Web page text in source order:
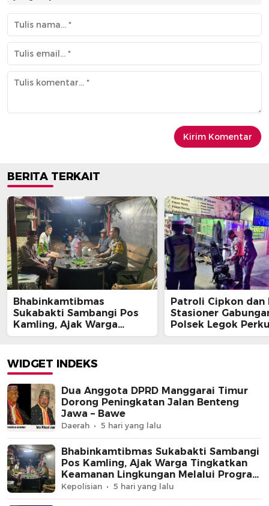
BERITA TERKAIT
Bhabinkamtibmas
Sukabakti Sambangi Pos
Kamling, Ajak Warga
Tingkatkan Keamanan
Program Jaga Jakarta+
Patroli Cipkon dan
Stasioner
Polsek Legok
Keamanan Wilayah
WIDGET INDEKS
Dua Anggota DPRD Manggarai Timur
Dorong Peningkatan Jalan Benteng
Jawa – Bawe
Daerah 5 hari yang lalu
Bhabinkamtibmas Sukabakti Sambangi
Pos Kamling, Ajak Warga Tingkatkan
Keamanan Lingkungan Melalui Program
Jaga Jakarta+
Kepolisian 5 hari yang lalu